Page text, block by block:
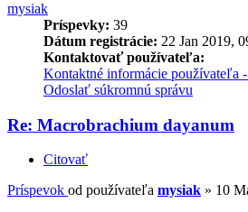
mysiak
Príspevky: 39
Dátum registrácie: 22 Jan 2019,
Kontaktovať používateľa:
Kontaktné informácie používateľa
Odoslať súkromnú správu
Re: Macrobrachium dayanum
Citovať
Príspevok od používateľa mysiak » 10